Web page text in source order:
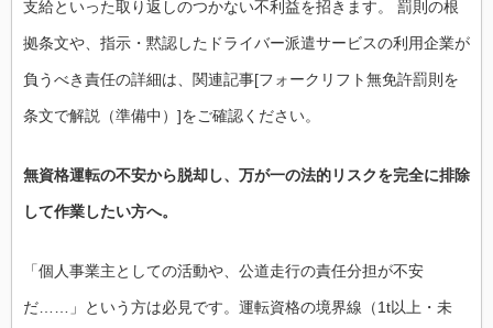
支給といった取り返しのつかない不利益を招きます。 罰則の根
拠条文や、指示・黙認したドライバー派遣サービスの利用企業が
負うべき責任の詳細は、関連記事[フォークリフト無免許罰則を
条文で解説（準備中）]をご確認ください。
無資格運転の不安から脱却し、万が一の法的リスクを完全に排除
して作業したい方へ。
「個人事業主としての活動や、公道走行の責任分担が不安
だ……」という方は必見です。運転資格の境界線（1t以上・未